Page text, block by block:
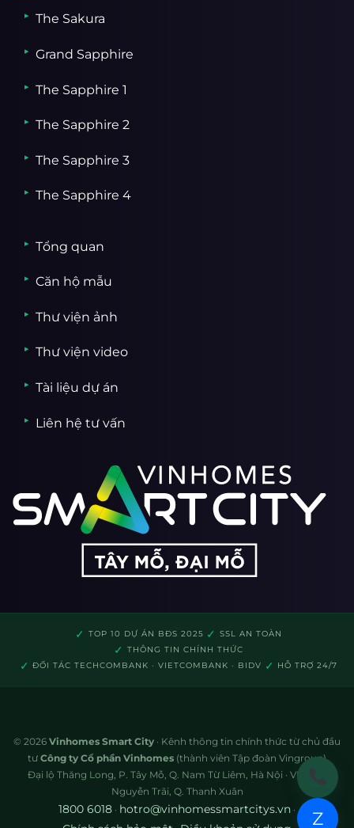
The Sakura
Grand Sapphire
The Sapphire 1
The Sapphire 2
The Sapphire 3
The Sapphire 4
Tổng quan
Căn hộ mẫu
Thư viện ảnh
Thư viện video
Tài liệu dự án
Liên hệ tư vấn
✓ TOP 10 DỰ ÁN BĐS 2025 ✓ SSL AN TOÀN
✓ THÔNG TIN CHÍNH THỨC
✓ ĐỐI TÁC TECHCOMBANK · VIETCOMBANK · BIDV ✓ HỖ TRỢ 24/7
© 2026 Vinhomes Smart City · Kênh thông tin chính thức từ chủ đầu
tư Công ty Cổ phần Vinhomes (thành viên Tập đoàn Vingroup)
Đại lộ Thăng Long, P. Tây Mỗ, Q. Nam Từ Liêm, Hà Nội · VP: 72A
Nguyễn Trãi, Q. Thanh Xuân
1800 6018 · hotro@vinhomessmartcitys.vn · Z